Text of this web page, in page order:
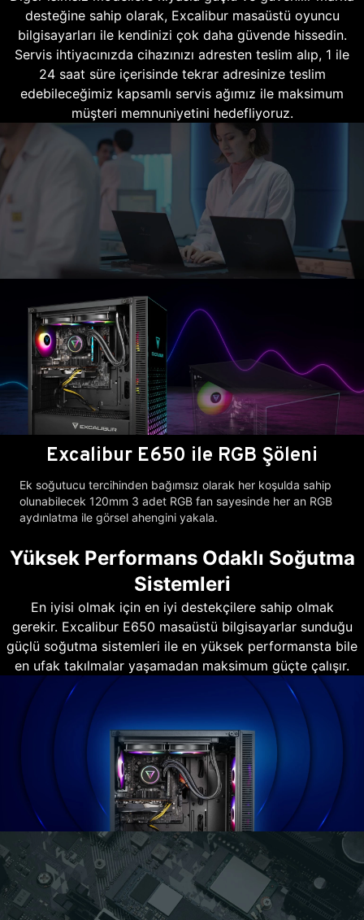
desteğine sahip olarak, Excalibur masaüstü oyuncu
bilgisayarları ile kendinizi çok daha güvende hissedin.
Servis ihtiyacınızda cihazınızı adresten teslim alıp, 1 ile
24 saat süre içerisinde tekrar adresinize teslim
edebileceğimiz kapsamlı servis ağımız ile maksimum
müşteri memnuniyetini hedefliyoruz.
Excalibur E650 ile RGB Şöleni
Ek soğutucu tercihinden bağımsız olarak her koşulda sahip
olunabilecek 120mm 3 adet RGB fan sayesinde her an RGB
aydınlatma ile görsel ahengini yakala.
Yüksek Performans Odaklı Soğutma
Sistemleri
En iyisi olmak için en iyi destekçilere sahip olmak
gerekir. Excalibur E650 masaüstü bilgisayarlar sunduğu
güçlü soğutma sistemleri ile en yüksek performansta bile
en ufak takılmalar yaşamadan maksimum güçte çalışır.